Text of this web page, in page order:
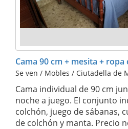
Cama 90 cm + mesita + ropa
Se ven / Mobles / Ciutadella de
Cama individual de 90 cm
noche a juego. El conjunto
colchón, juego de sábanas,
de colchón y manta. Precio